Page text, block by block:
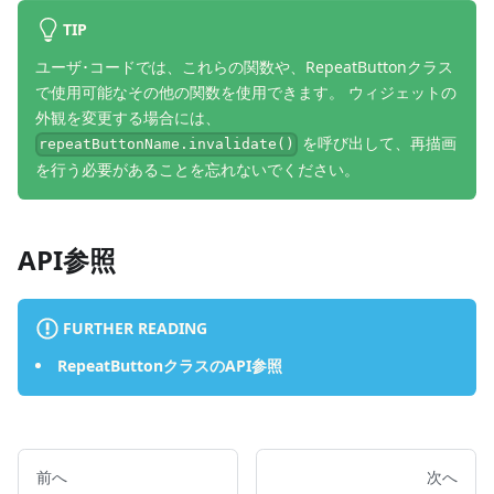
TIP
ユーザ･コードでは、これらの関数や、RepeatButtonクラス
で使用可能なその他の関数を使用できます。 ウィジェットの
外観を変更する場合には、
repeatButtonName.invalidate()
を呼び出して、再描画
を行う必要があることを忘れないでください。
API参照
FURTHER READING
RepeatButtonクラスのAPI参照
前へ 次へ